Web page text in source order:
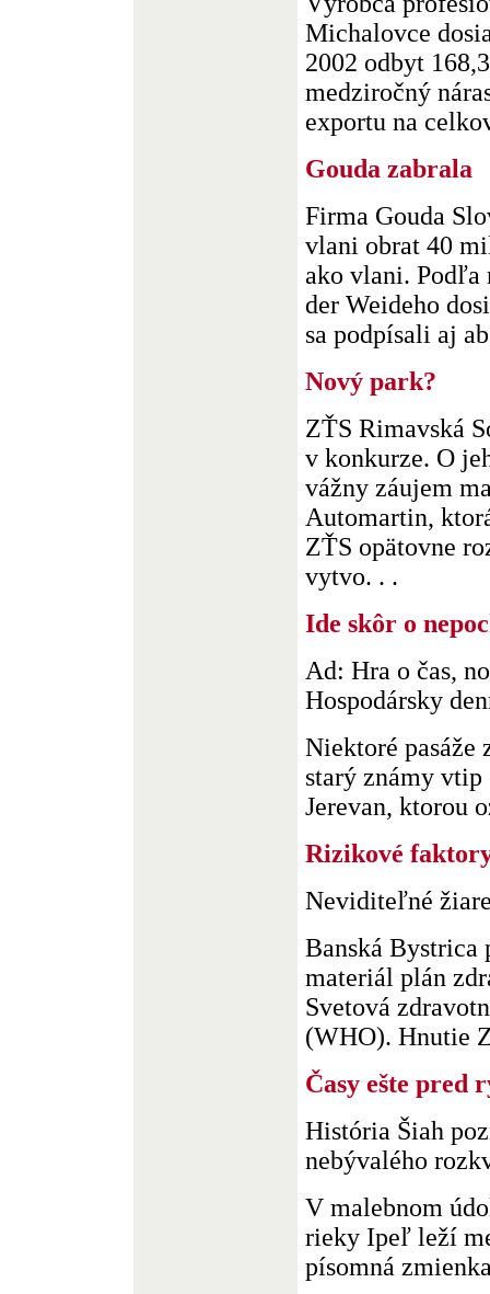
Michalovce
2002 odbyt
medziročný
exportu na
Gouda zabrala
Firma Gouda
vlani obrat 40
ako vlani.
der Weideho
sa podpísali aj
Nový park?
ZŤS Rimavská
v konkurze. O
vážny záujem
Automartin,
ZŤS opätovne
vytvo. . .
Ide skôr o
Ad: Hra o čas,
Hospodársky
Niektoré pasáže
starý známy
Jerevan, ktorou
Rizikové
Neviditeľné
Banská Bystrica
materiál plán
Svetová
(WHO). Hnutie
Časy ešte pred
História Šiah
nebývalého
V malebnom
rieky Ipeľ leží
písomná